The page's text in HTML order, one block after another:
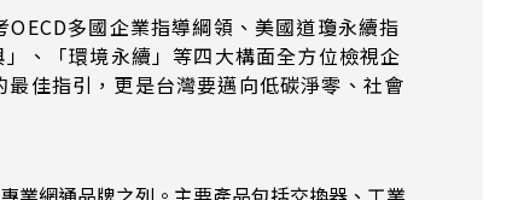
多國企業指導綱領、美國道瓊永續指
、「環境永續」等四大構面全方位檢視企
佳指引，更是台灣要邁向低碳淨零、社會